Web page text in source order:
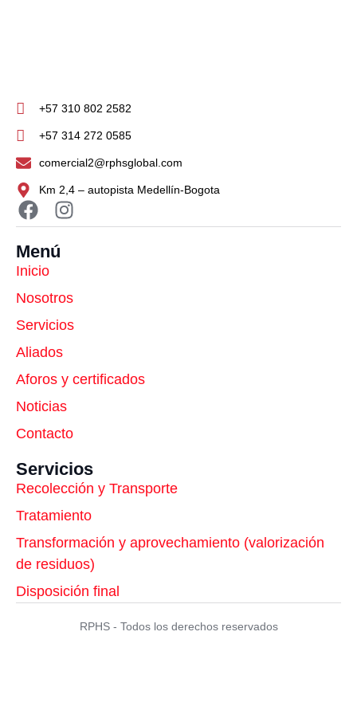
+57 310 802 2582
+57 314 272 0585
comercial2@rphsglobal.com
Km 2,4 – autopista Medellín-Bogota
Menú
Inicio
Nosotros
Servicios
Aliados
Aforos y certificados
Noticias
Contacto
Servicios
Recolección y Transporte
Tratamiento
Transformación y aprovechamiento (valorización
de residuos)
Disposición final
RPHS - Todos los derechos reservados